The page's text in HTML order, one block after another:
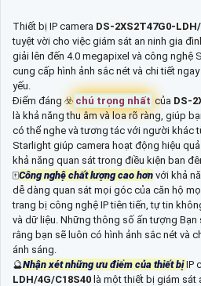
Thiết bị IP camera DS-2XS2T47G0-
tuyệt vời cho việc giám sát an ninh gia
giải lên đến 4.0 megapixel và công nghệ
cung cấp hình ảnh sắc nét và chi tiết
yếu.
Điểm đáng ☣️ chú trọng nhất của DS-
là khả năng thu âm và loa rõ ràng, giúp
có thể nghe và tương tác với người khác
Starlight giúp camera hoạt động hiệu
khả năng quan sát trong điều kiện ban
🀄Công nghệ chất lượng cao hơn với khả
dễ dàng quan sát mọi góc của căn hộ
trang bị công nghệ IP tiên tiến, tự tin
và dữ liệu. Những thông số ấn tượng
rằng bạn sẽ luôn có hình ảnh sắc nét và
ánh sáng.
🔮Nhận xét những ưu điểm của thiết bịIP
LDH/4G/C18S40 là một thiết bị giám sát